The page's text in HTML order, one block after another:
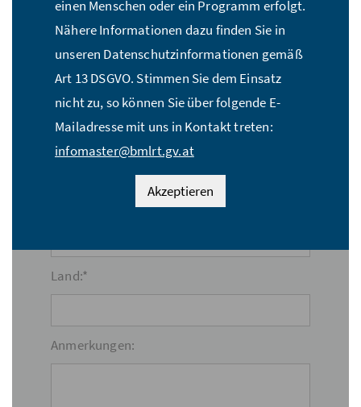
einen Menschen oder ein Programm erfolgt.
Nähere Informationen dazu finden Sie in
unseren Datenschutzinformationen gemäß
Art 13 DSGVO. Stimmen Sie dem Einsatz
nicht zu, so können Sie über folgende E-
Mailadresse mit uns in Kontakt treten:
infomaster@bmlrt.gv.at
Akzeptieren
PLZ:*
Land:*
Anmerkungen: